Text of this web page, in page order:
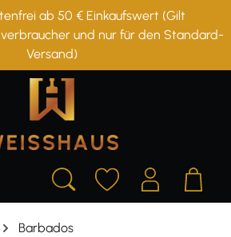
ab 50 € Einkaufswert (Gilt
und nur für den Standard-
Versand)
Barbados